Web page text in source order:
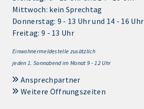
Mittwoch: kein Sprechtag
Donnerstag: 9 - 13 Uhr und 14 - 16 Uhr
Freitag: 9 - 13 Uhr
Einwohnermeldestelle zusätzlich
jeden 1. Sonnabend im Monat 9 - 12 Uhr
Ansprechpartner
Weitere Öffnungszeiten